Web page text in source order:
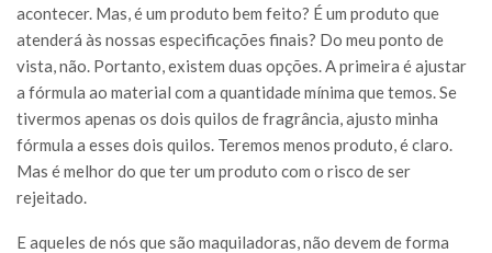
acontecer. Mas, é um produto bem feito? É um produto que
atenderá às nossas especificações finais? Do meu ponto de
vista, não. Portanto, existem duas opções. A primeira é ajustar
a fórmula ao material com a quantidade mínima que temos. Se
tivermos apenas os dois quilos de fragrância, ajusto minha
fórmula a esses dois quilos. Teremos menos produto, é claro.
Mas é melhor do que ter um produto com o risco de ser
rejeitado.
E aqueles de nós que são maquiladoras, não devem de forma